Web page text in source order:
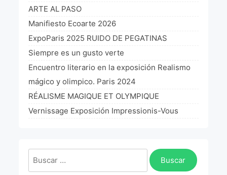
ARTE AL PASO
Manifiesto Ecoarte 2026
ExpoParis 2025 RUIDO DE PEGATINAS
Siempre es un gusto verte
Encuentro literario en la exposición Realismo
mágico y olimpico. Paris 2024
RÉALISME MAGIQUE ET OLYMPIQUE
Vernissage Exposición Impressionis-Vous
Buscar: